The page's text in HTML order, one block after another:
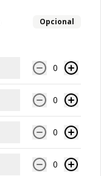
Opcional
0
0
0
0